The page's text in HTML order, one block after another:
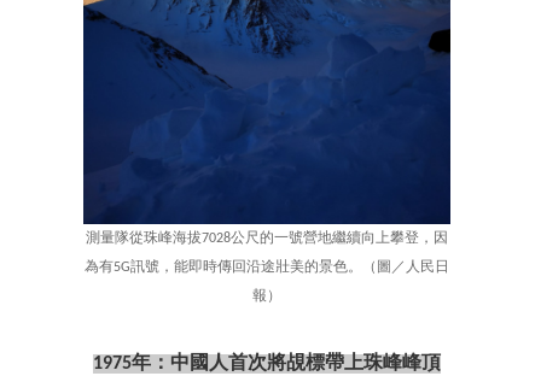
測量隊從珠峰海拔7028公尺的一號營地繼續向上攀登，因
為有5G訊號，能即時傳回沿途壯美的景色。（圖／人民日
報）
1975年：中國人首次將覘標帶上珠峰峰頂